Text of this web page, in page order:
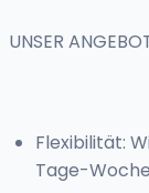
UNSER
Flexibilität:
Tage-